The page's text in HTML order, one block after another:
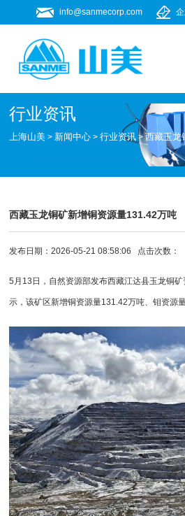
info@sanmecorp.com
行业资讯
上海山美 > 新闻中心 >行业资讯 >西藏玉龙
西藏玉龙铜矿新增铜资源量131.42万吨
发布日期：2026-05-21 08:58:06 点击次数：
5月13日，自然资源部发布西藏江达县玉龙铜
示，该矿区新增铜资源量131.42万吨、钼资源